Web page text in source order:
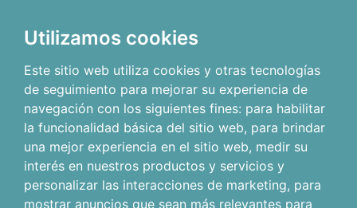
Utilizamos cookies
Este sitio web utiliza cookies y otras tecnologías
de seguimiento para mejorar su experiencia de
navegación con los siguientes fines: para habilitar
la funcionalidad básica del sitio web, para brindar
una mejor experiencia en el sitio web, medir su
interés en nuestros productos y servicios y
personalizar las interacciones de marketing, para
mostrar anuncios que sean más relevantes para